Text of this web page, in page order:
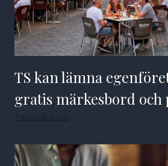
TS kan lämna
gratis märkesbord och
7 augusti 2026